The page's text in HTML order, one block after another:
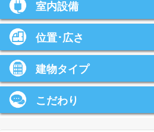
室内設備
位置･広さ
建物タイプ
こだわり